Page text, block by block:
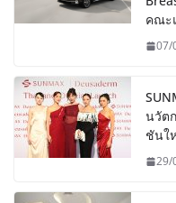
คณะ
07/
นวัต
ชันใ
29/